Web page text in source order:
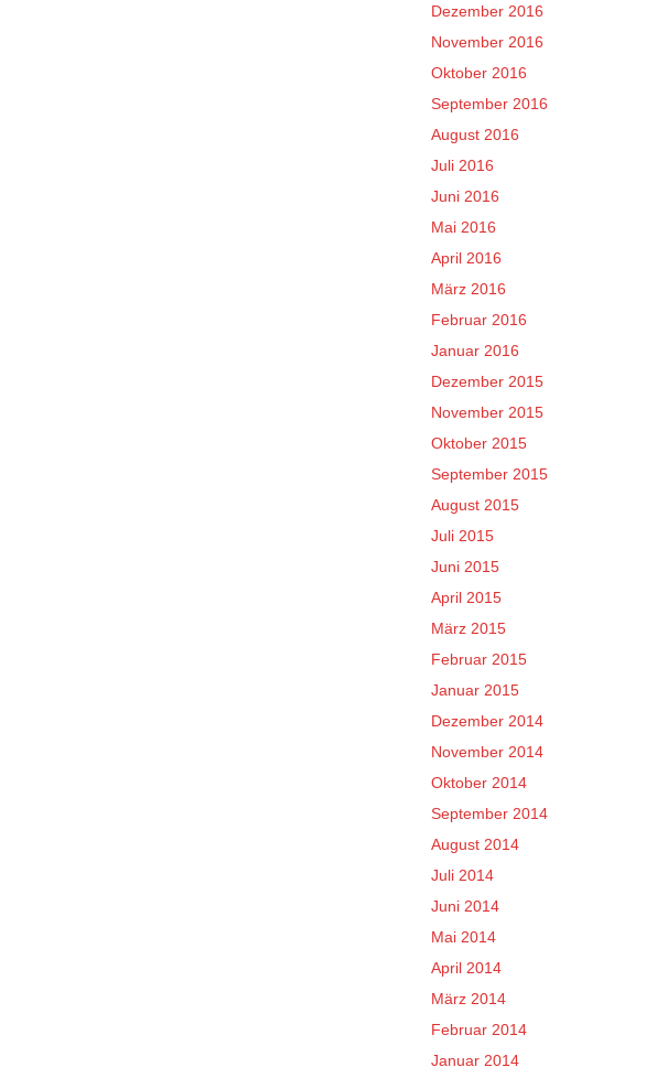
Dezember 2016
November 2016
Oktober 2016
September 2016
August 2016
Juli 2016
Juni 2016
Mai 2016
April 2016
März 2016
Februar 2016
Januar 2016
Dezember 2015
November 2015
Oktober 2015
September 2015
August 2015
Juli 2015
Juni 2015
April 2015
März 2015
Februar 2015
Januar 2015
Dezember 2014
November 2014
Oktober 2014
September 2014
August 2014
Juli 2014
Juni 2014
Mai 2014
April 2014
März 2014
Februar 2014
Januar 2014